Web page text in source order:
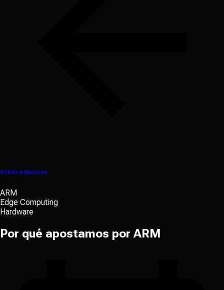
Volver a Noticias
ARM
Edge Computing
Hardware
Por qué apostamos por ARM